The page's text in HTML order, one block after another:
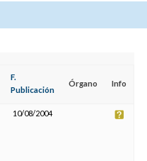
F.
Publicación
Órgano Info
10/08/2004